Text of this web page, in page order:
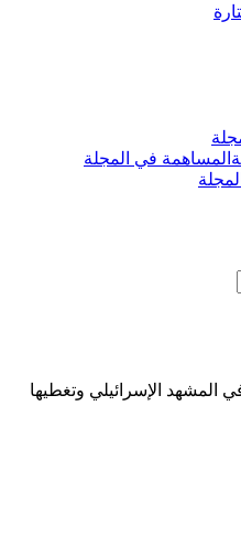
المساهمة في المجلة
المشهد الإسرائيلي وتغطيها